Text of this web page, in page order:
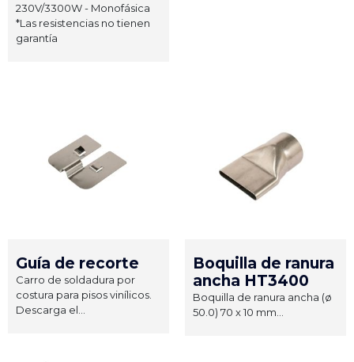
230V/3300W - Monofásica
*Las resistencias no tienen
garantía
Guía de recorte
Carro de soldadura por
costura para pisos vinílicos.
Descarga el...
Boquilla de ranura
ancha HT3400
Boquilla de ranura ancha (ø
50.0) 70 x 10 mm...